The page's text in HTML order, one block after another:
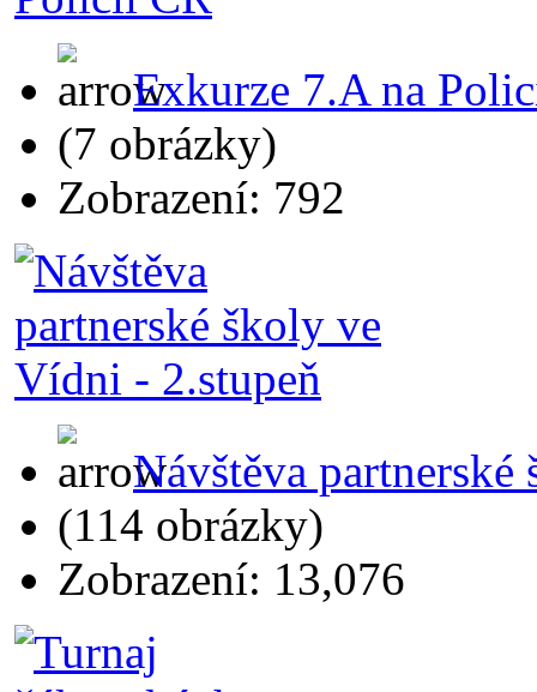
Exkurze 7.A na
(7 obrázky)
Zobrazení: 792
Návštěva
(114 obrázky)
Zobrazení: 13,076